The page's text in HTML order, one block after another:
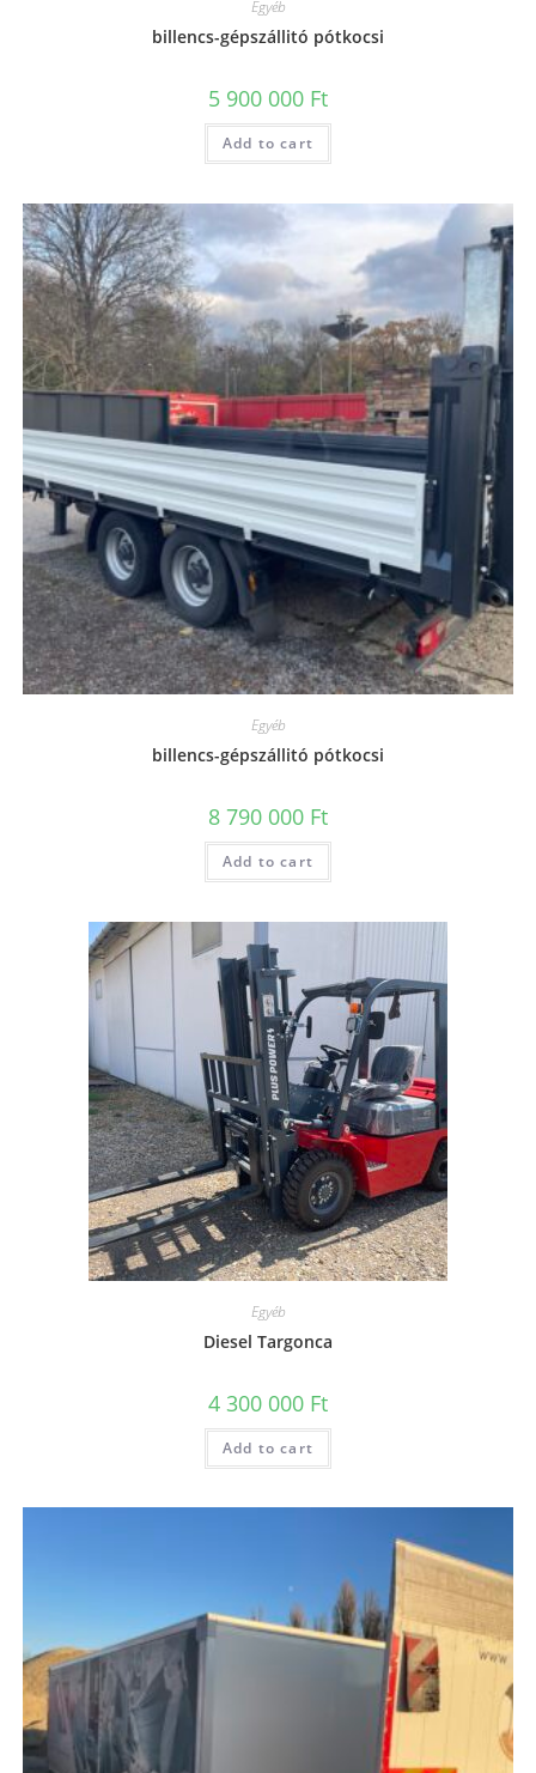
Egyéb
billencs-gépszállitó pótkocsi
5 900 000 Ft
Add to cart
Egyéb
billencs-gépszállitó pótkocsi
8 790 000 Ft
Add to cart
Egyéb
Diesel Targonca
4 300 000 Ft
Add to cart